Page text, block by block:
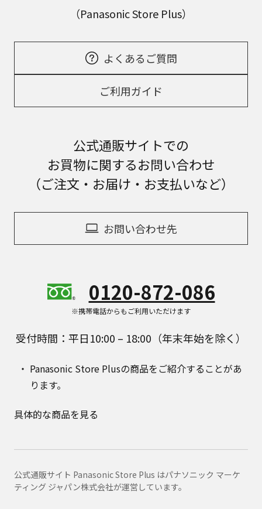
（Panasonic Store Plus）
よくあるご質問
ご利用ガイド
公式通販サイトでの
お買物に関するお問い合わせ
（ご注文・お届け・お支払いなど）
お問い合わせ先
0120-872-086
※携帯電話からもご利用いただけます
受付時間：平日10:00 – 18:00（年末年始を除く）
Panasonic Store Plusの商品をご紹介することがあ
ります。
具体的な商品を見る
公式通販サイト Panasonic Store Plus はパナソニック マーケ
ティング ジャパン株式会社が運営しています。